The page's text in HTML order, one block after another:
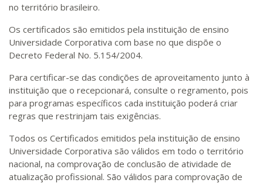
no território brasileiro.
Os certificados são emitidos pela instituição de ensino
Universidade Corporativa com base no que dispõe o
Decreto Federal No. 5.154/2004.
Para certificar-se das condições de aproveitamento junto à
instituição que o recepcionará, consulte o regramento, pois
para programas específicos cada instituição poderá criar
regras que restrinjam tais exigências.
Todos os Certificados emitidos pela instituição de ensino
Universidade Corporativa são válidos em todo o território
nacional, na comprovação de conclusão de atividade de
atualização profissional. São válidos para comprovação de